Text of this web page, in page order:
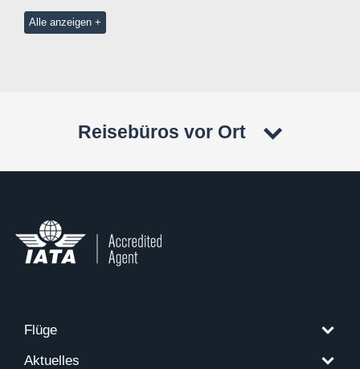
Alle anzeigen
Reisebüros vor Ort
Flüge
Aktuelles